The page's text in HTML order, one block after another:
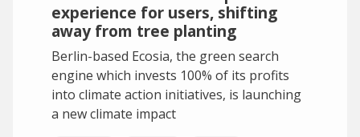
experience for users, shifting
away from tree planting
Berlin-based Ecosia, the green search
engine which invests 100% of its profits
into climate action initiatives, is launching
a new climate impact